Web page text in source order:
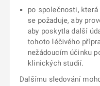
po společnosti, která
se požaduje, aby
aby poskytla další
tohoto léčivého
nežádoucím účinku
klinických studií.
Dalšímu sledování